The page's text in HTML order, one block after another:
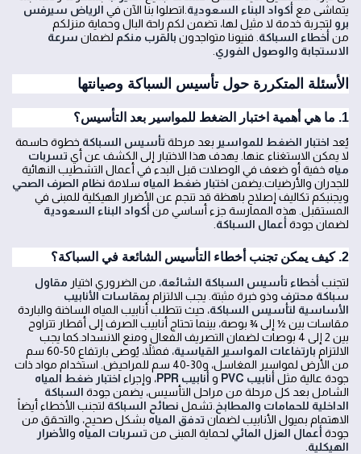
يتماشى مع أكواد البناء السعودية .اتصلوا بنا الآن في الرياض سيرفس
برو لتجربة خدمة لا مثيل لها، تضمن لكم راحة البال وحماية منزلكم
من أخطاء السباكة . فنيونا متواجدون بالقرب منكم لضمان سرعة
الاستجابة والوصول الفوري
الأسئلة المتكررة حول تأسيس السباكة وصيانتها
1. ما هي أهمية اختبار الضغط للمواسير بعد التأسيس؟
يُعد اختبار الضغط للمواسير بعد مرحلة تأسيس السباكة خطوة حاسمة
لا يمكن الاستغناء عنها. يهدف هذا الاختبار إلى الكشف عن أي تسربات
مياه خفية أو ضعف في الوصلات قبل البدء في أعمال التشطيب النهائية
للجدران والأرضيات.يضمن اختبار ضغط المياه سلامة نظام الصرف الصحي
ويجنبكم تكاليف إصلاح باهظة قد تنجم عن الأضرار الهيكلية للمبنى في
المستقبل. هذه الممارسة جزء أساسي من أكواد البناء السعودية
لضمان جودة أعمال السباكة
2. كيف يمكن تجنب أخطاء التأسيس الشائعة في السباكة؟
لتجنبأخطاء تأسيس السباكة الشائعة، من الضروري اختيار مقاول
سباكة محترف وذو خبرة مثبتة. يجب الالتزام بمقاسات الأنابيب
الأساسية لتأسيس السباكة، حيث تتطلب أنابيب المياه الساخنة والباردة
مقاسات بين ½ إلى ¾ بوصة، بينما تحتاج أنابيب الصرف إلى أقطار تتراوح
بين 2 إلى 4 بوصات لضمان التصريف الفعال ومنع الانسداد.كما يجب
الالتزام بارتفاعات المواسير القياسية
، فمثلاً، يُوصى بارتفاع 50-60 سم
من الأرض لمواسير المغاسل، و30-40 سم للمراحيض. استخدام مواد ذات
جودة عالية مثلأنابيب PVC وأنابيب PPR ، وإجراء اختبار ضغط المياه
الشامل بعد كل مرحلة من مراحل التأسيس، يضمن جودة السباكة
الداخلية للحمامات والمطابخ .تشمل نصائح السباكة لتجنب الأخطاء أيضاً
الاهتمام بميول الأنابيب لضمان تدفق المياه بشكل صحيح، والتحقق من
جودةأعمال العزل المائي لحماية المبنى من تسربات المياه والأضرار
الهيكلية